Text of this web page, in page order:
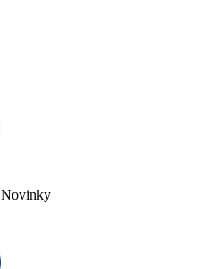
Novinky